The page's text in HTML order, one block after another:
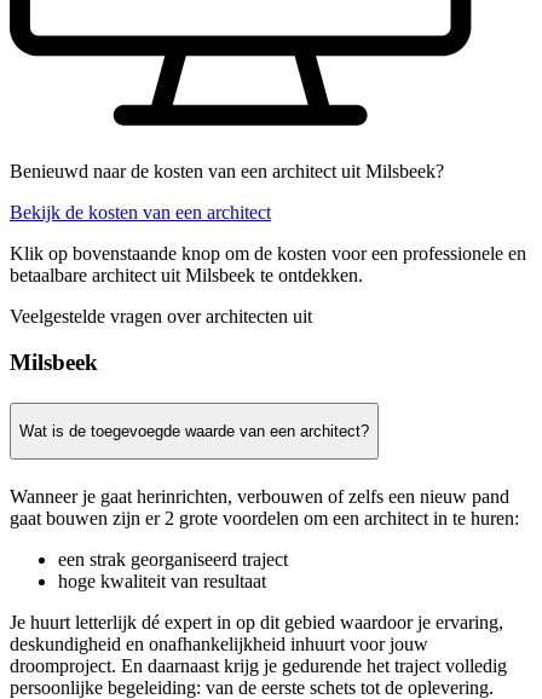
Benieuwd naar de kosten van een architect uit Milsbeek?
Bekijk de kosten van een architect
Klik op bovenstaande knop om de kosten voor een professionele en
betaalbare architect uit Milsbeek te ontdekken.
Veelgestelde vragen over architecten uit
Milsbeek
Wat is de toegevoegde waarde van een architect?
Wanneer je gaat herinrichten, verbouwen of zelfs een nieuw pand
gaat bouwen zijn er 2 grote voordelen om een architect in te huren:
een strak georganiseerd traject
hoge kwaliteit van resultaat
Je huurt letterlijk dé expert in op dit gebied waardoor je ervaring,
deskundigheid en onafhankelijkheid inhuurt voor jouw
droomproject. En daarnaast krijg je gedurende het traject volledig
persoonlijke begeleiding: van de eerste schets tot de oplevering.